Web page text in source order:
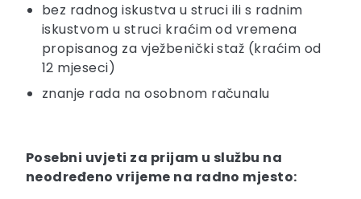
bez radnog iskustva u struci ili s radnim
iskustvom u struci kraćim od vremena
propisanog za vježbenički staž (kraćim od
12 mjeseci)
znanje rada na osobnom računalu
Posebni uvjeti za prijam u službu na
neodređeno vrijeme na radno mjesto: